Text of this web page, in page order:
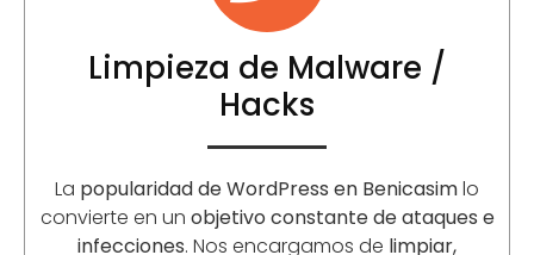
Limpieza de Malware /
Hacks
La popularidad de WordPress en Benicasimlo
convierte en un objetivo constante de ataques e
infecciones. Nos encargamos de limpiar,